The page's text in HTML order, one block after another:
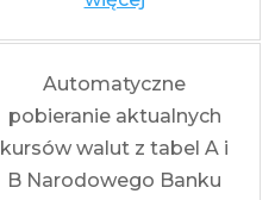
Automatyczne
pobieranie aktualnych
kursów walut z tabel A i
B Narodowego Banku